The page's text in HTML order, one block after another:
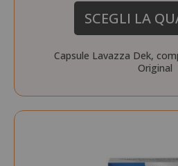
SCEGLI LA
Capsule Lavazza Dek,
Original